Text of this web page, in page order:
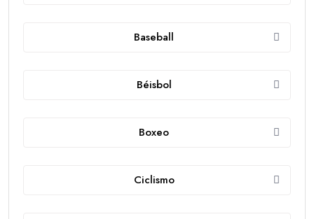
Baseball
Béisbol
Boxeo
Ciclismo